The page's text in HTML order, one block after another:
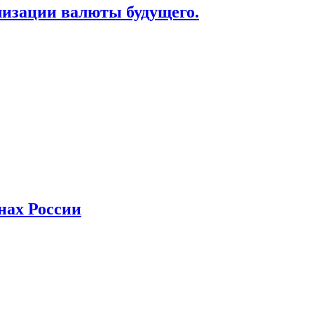
валюты будущего.
России